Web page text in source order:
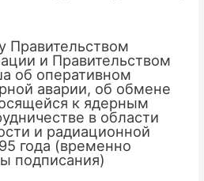
Правительством
и Правительством
об оперативном
аварии, об обмене
к ядерным
в области
и радиационной
года (временно
подписания)